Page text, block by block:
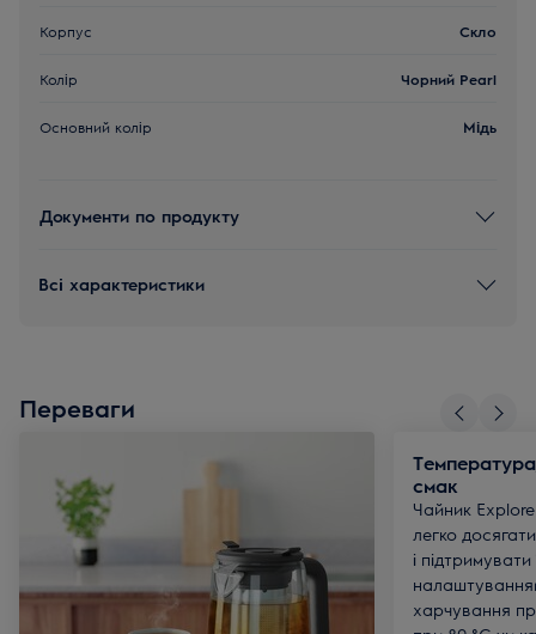
Корпус Скло
Колір Чорний Pearl
Основний колір Мідь
Документи по продукту
Всі характеристики
Переваги
смак
Чайник
легко
і
харчування